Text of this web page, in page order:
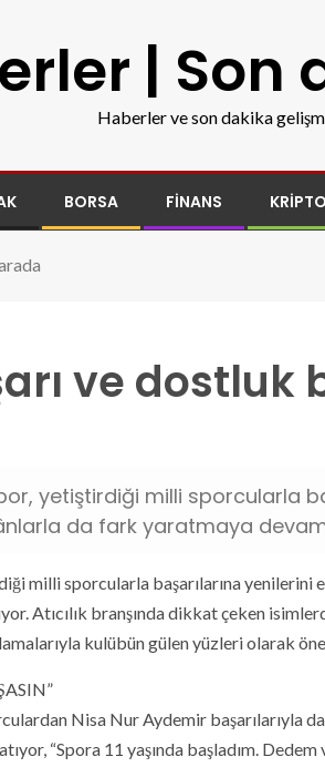
| Son
Haberler ve son dakika
BORSA FINANS KRIPTO
ve dostluk
yetiştirdiği milli sporcularla
da fark yaratmaya
milli sporcularla başarılarına yenilerini
Atıcılık branşında dikkat çeken
kulübün gülen yüzleri olarak öne
Nisa Nur Aydemir başarılarıyla
“Spora 11 yaşında başladım.